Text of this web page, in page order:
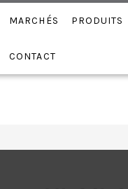
MARCHÉS PRODUITS
CONTACT